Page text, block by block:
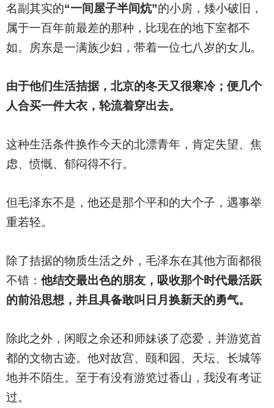
名副其实的“一间屋子半间炕”的小房，矮小破旧，
属于一百年前最差的那种，比现在的地下室都不
如。房东是一满族少妇，带着一位七八岁的女儿。
由于他们生活拮据，北京的冬天又很寒冷；便几个
人合买一件大衣，轮流着穿出去。
这种生活条件换作今天的北漂青年，肯定失望、焦
虑、愤慨、郁闷得不行。
但毛泽东不是，他还是那个平和的大个子，遇事举
重若轻。
除了拮据的物质生活之外，毛泽东在其他方面都很
不错： 他结交最出色的朋友，吸收那个时代最活跃
的前沿思想，并且具备敢叫日月换新天的勇气。
除此之外，闲暇之余还和师妹谈了恋爱，并游览首
都的文物古迹。他对故宫、颐和园、天坛、长城等
地并不陌生。至于有没有游览过香山，我没有考证
过。